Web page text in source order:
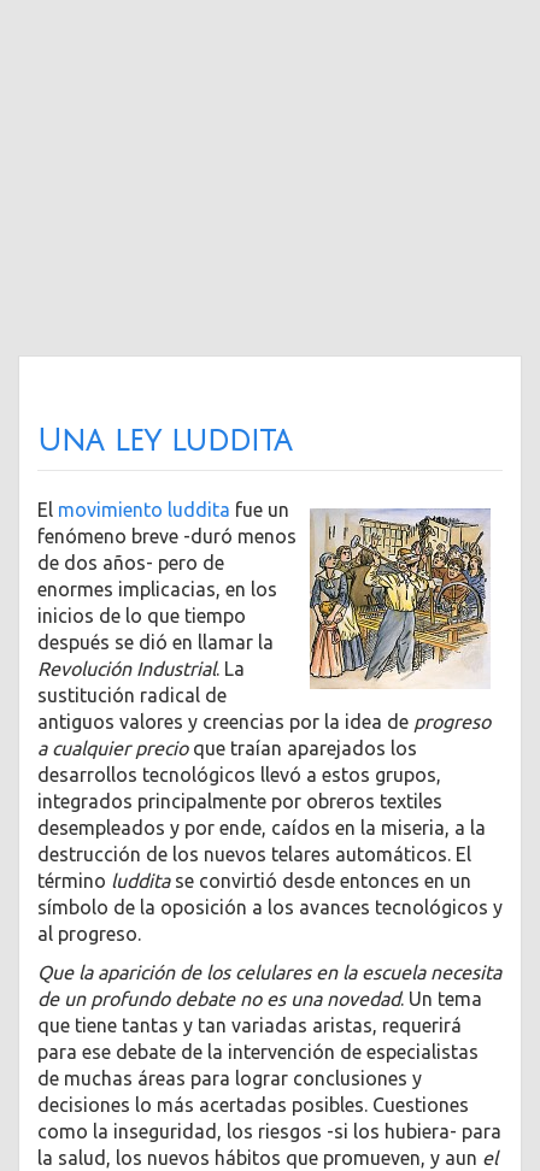
Una ley luddita
El movimiento luddita fue un
fenómeno breve -duró menos
de dos años- pero de
enormes implicacias, en los
inicios de lo que tiempo
después se dió en llamar la
Revolución Industrial. La
sustitución radical de
antiguos valores y creencias por la idea de progreso
a cualquier precioque traían aparejados los
desarrollos tecnológicos llevó a estos grupos,
integrados principalmente por obreros textiles
desempleados y por ende, caídos en la miseria, a la
destrucción de los nuevos telares automáticos. El
término ludditase convirtió desde entonces en un
símbolo de la oposición a los avances tecnológicos y
al progreso.
Que la aparición de los celulares en la escuela necesita
de un profundo debate no es una novedad. Un tema
que tiene tantas y tan variadas aristas, requerirá
para ese debate de la intervención de especialistas
de muchas áreas para lograr conclusiones y
decisiones lo más acertadas posibles. Cuestiones
como la inseguridad, los riesgos -si los hubiera- para
la salud, los nuevos hábitos que promueven, y aun el